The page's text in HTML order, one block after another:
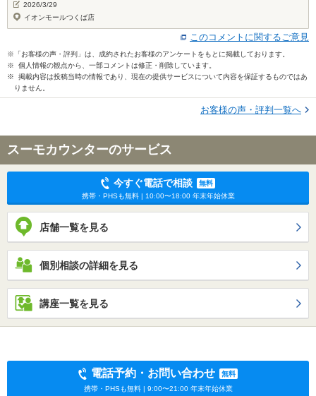
2026/3/29
イオンモールつくば店
このコメントに関するご意見
※「お客様の声・評判」は、成約されたお客様のアンケートをもとに掲載しております。
※ 個人情報の観点から、一部コメントは修正・削除しています。
※ 掲載内容は投稿当時の情報であり、現在の提供サービスについて内容を保証するものではあ
りません。
お客様の声・評判一覧へ
スーモカウンターのサービス
今すぐ電話で相談
無料
携帯・PHSも無料 | 10:00〜18:00 年末年始休業
店舗一覧を見る
個別相談の詳細を見る
講座一覧を見る
電話予約・お問い合わせ
無料
携帯・PHSも無料 | 9:00〜21:00 年末年始休業